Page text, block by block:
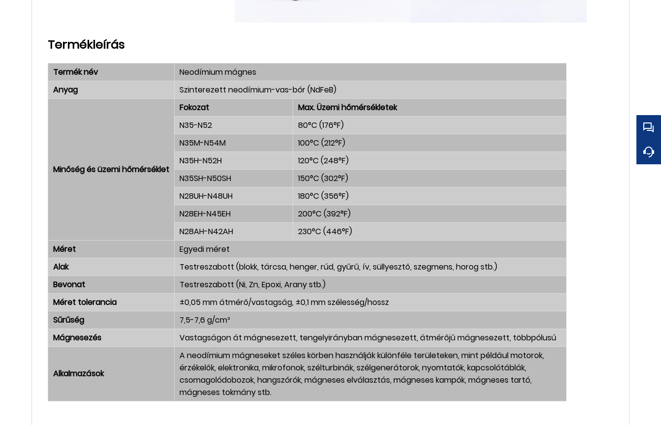
Termékleírás
Termék név
Neodímium mágnes
Anyag
Szinterezett neodímium-vas-bór (NdFeB)
Minőség és üzemi hőmérséklet
Fokozat
Max. Üzemi hőmérsékletek
N35-N52
80°C (176°F)
N35M-N54M
100°C (212°F)
N35H-N52H
120°C (248°F)
N35SH-N50SH
150°C (302°F)
N28UH-N48UH
180°C (356°F)
N28EH-N45EH
200°C (392°F)
N28AH-N42AH
230°C (446°F)
Méret
Egyedi méret
Alak
Testreszabott (blokk, tárcsa, henger, rúd, gyűrű, ív, süllyesztő, szegmens, horog stb.)
Bevonat
Testreszabott (Ni, Zn, Epoxi, Arany stb.)
Méret tolerancia
±0,05 mm átmérő/vastagság, ±0,1 mm szélesség/hossz
Sűrűség
7,5-7,6 g/cm³
Mágnesezés
Vastagságon át mágnesezett, tengelyirányban mágnesezett, átmérőjű mágnesezett, többpólusú
Alkalmazások
A neodímium mágneseket széles körben használják különféle területeken, mint például motorok,
érzékelők, elektronika, mikrofonok, szélturbinák, szélgenerátorok, nyomtatók, kapcsolótáblák,
csomagolódobozok, hangszórók, mágneses elválasztás, mágneses kampók, mágneses tartó,
mágneses tokmány stb.